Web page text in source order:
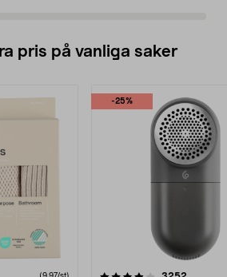
pris på vanliga saker
-25%